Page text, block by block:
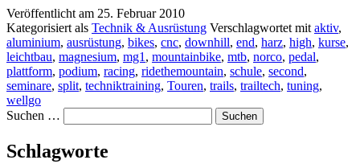
Veröffentlicht am 25. Februar 2010
Kategorisiert als Technik & Ausrüstung Verschlagwortet mitaktiv,
aluminium, ausrüstung, bikes, cnc, downhill, end, harz, high, kurse,
leichtbau, magnesium, mg1, mountainbike, mtb, norco, pedal,
plattform, podium, racing, ridethemountain, schule, second,
seminare, split, techniktraining, Touren, trails, trailtech, tuning,
wellgo
Suchen …
Schlagworte